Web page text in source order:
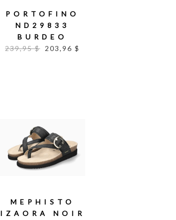
PORTOFINO
ND29833
BURDEO
239,95 $
203,96 $
MEPHISTO
IZAORA NOIR